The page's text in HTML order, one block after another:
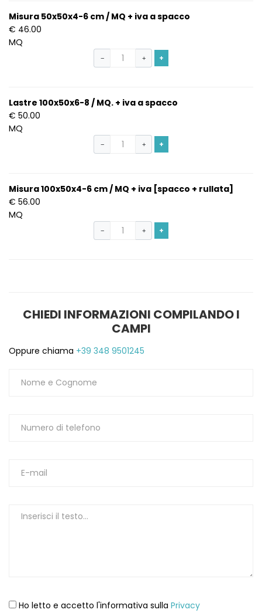
Misura 50x50x4-6 cm / MQ + iva a spacco
€ 46.00
MQ
− + +
Lastre 100x50x6-8 / MQ. + iva a spacco
€ 50.00
MQ
− + +
Misura 100x50x4-6 cm / MQ + iva [spacco + rullata]
€ 56.00
MQ
− + +
CHIEDI INFORMAZIONI COMPILANDO I
CAMPI
Oppure chiama +39 348 9501245
Ho letto e accetto l'informativa sulla Privacy